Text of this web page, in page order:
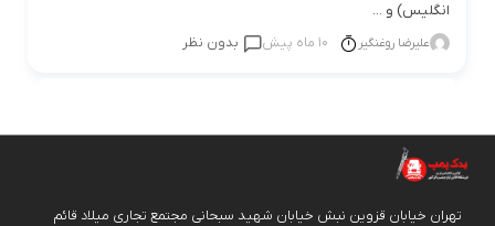
انگلیس) و ...
علیرضا روغنگیر 10 ماه پیش بدون نظر
تهران خیابان قزوین نبش خیابان شهید سبحانی مجتمع تجاری میلاد قائم